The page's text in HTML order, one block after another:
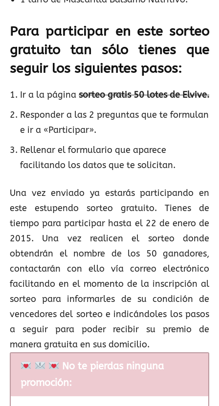
Para participar en este sorteo
gratuito tan sólo tienes que
seguir los siguientes pasos:
Ir a la página sorteo gratis 50 lotes de Elvive.
Responder a las 2 preguntas que te formulan
e ir a «Participar».
Rellenar el formulario que aparece
facilitando los datos que te solicitan.
Una vez enviado ya estarás participando en
este estupendo sorteo gratuito. Tienes de
tiempo para participar hasta el 22 de enero de
2015. Una vez realicen el sorteo donde
obtendrán el nombre de los 50 ganadores,
contactarán con ello vía correo electrónico
facilitando en el momento de la inscripción al
sorteo para informarles de su condición de
vencedores del sorteo e indicándoles los pasos
a seguir para poder recibir su premio de
manera gratuita en sus domicilio.
No te pierdas ninguna
promoción: